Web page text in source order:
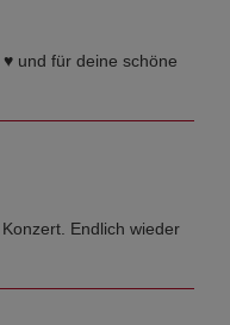
und für deine schöne
Endlich wieder